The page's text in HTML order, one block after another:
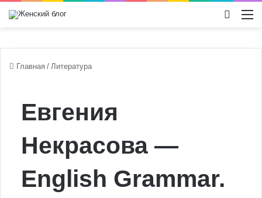
Главная / Литература
Евгения
Некрасова —
English Grammar.